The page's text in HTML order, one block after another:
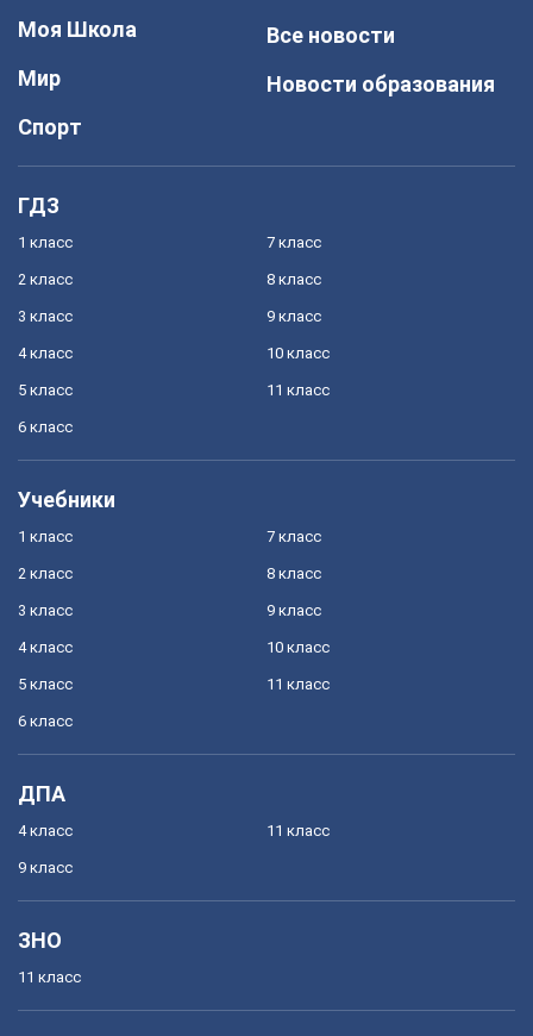
Моя Школа
Мир
Спорт
Все новости
Новости образования
ГДЗ
1 класс
2 класс
3 класс
4 класс
5 класс
6 класс
7 класс
8 класс
9 класс
10 класс
11 класс
Учебники
1 класс
2 класс
3 класс
4 класс
5 класс
6 класс
7 класс
8 класс
9 класс
10 класс
11 класс
ДПА
4 класс
9 класс
11 класс
ЗНО
11 класс